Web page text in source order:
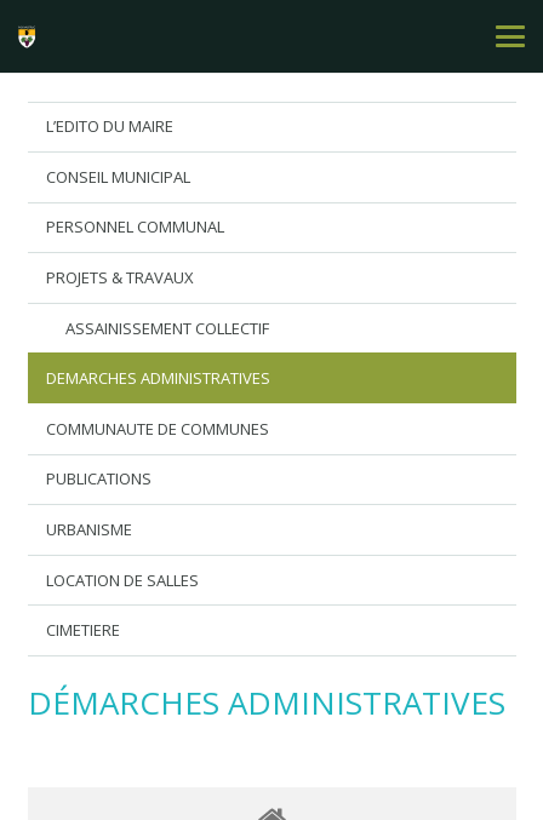
L’EDITO DU MAIRE
CONSEIL MUNICIPAL
PERSONNEL COMMUNAL
PROJETS & TRAVAUX
ASSAINISSEMENT COLLECTIF
DEMARCHES ADMINISTRATIVES
COMMUNAUTE DE COMMUNES
PUBLICATIONS
URBANISME
LOCATION DE SALLES
CIMETIERE
DÉMARCHES ADMINISTRATIVES